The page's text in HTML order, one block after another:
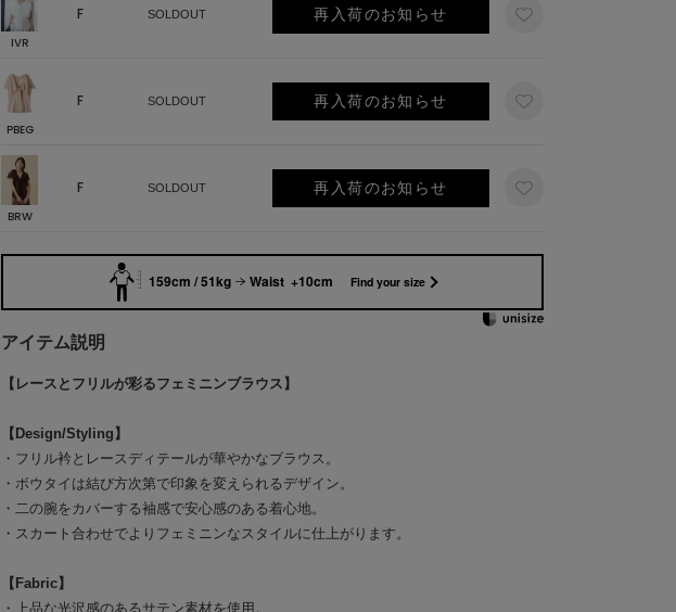
IVR
F SOLDOUT 再入荷のお知らせ
PBEG
F SOLDOUT 再入荷のお知らせ
BRW
F SOLDOUT 再入荷のお知らせ
159cm / 51kg Waist +10cm Find your size
アイテム説明
【レースとフリルが彩るフェミニンブラウス】
【Design/Styling】
・フリル衿とレースディテールが華やかなブラウス。
・ボウタイは結び方次第で印象を変えられるデザイン。
・二の腕をカバーする袖感で安心感のある着心地。
・スカート合わせでよりフェミニンなスタイルに仕上がります。
【Fabric】
・上品な光沢感のあるサテン素材を使用。